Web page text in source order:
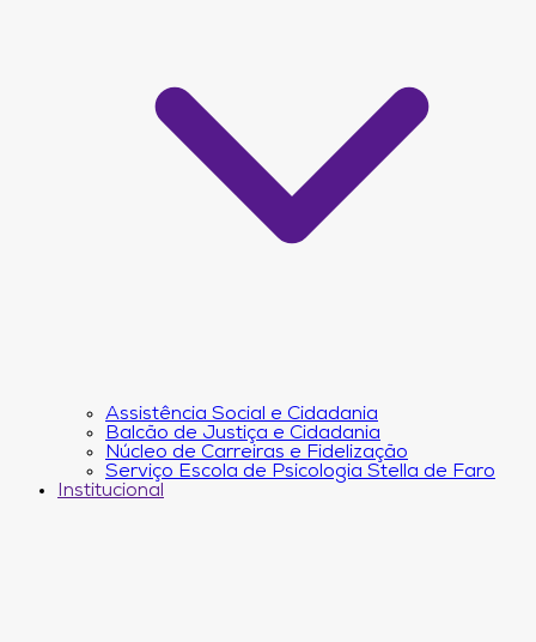
Assistência Social e Cidadania
Balcão de Justiça e Cidadania
Núcleo de Carreiras e Fidelização
Serviço Escola de Psicologia Stella de Faro
Institucional